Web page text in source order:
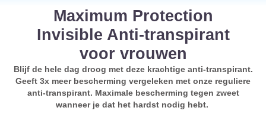
Maximum Protection
Invisible Anti-transpirant
voor vrouwen
Blijf de hele dag droog met deze krachtige anti-transpirant.
Geeft 3x meer bescherming vergeleken met onze reguliere
anti-transpirant. Maximale bescherming tegen zweet
wanneer je dat het hardst nodig hebt.